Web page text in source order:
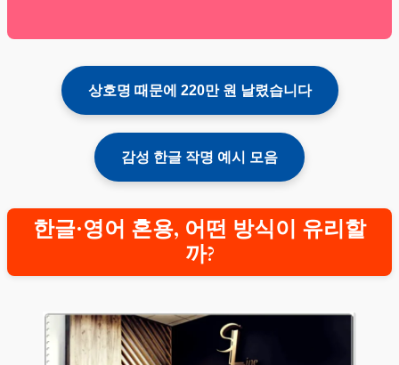
상호명 때문에 220만 원 날렸습니다
감성 한글 작명 예시 모음
한글·영어 혼용, 어떤 방식이 유리할
까?